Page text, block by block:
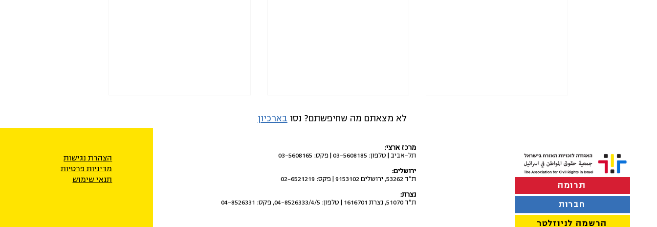
בשכונות ירושלים המזרחית
המתורגמנות בבתי המשפט
לא מצאתם מה שחיפשתם? נסו בארכיון
הצהרת נגישות
מדיניות פרטיות
תנאי שימוש
מרכז ארצי:
תל-אביב | טלפון: 03-5608185 | פקס: 03-5608165
ירושלים:
ת"ד 53262, ירושלים 9153102 | פקס: 02-6521219
נצרת:
ת"ד 51070, נצרת 1616701 | טלפון: 04-8526333/4/5, פקס: 04-8526331
תרומה
חברות
הרשמה לניוזלטר